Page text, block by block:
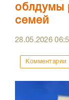
облдумы
семей
28.05.2026
Комментарии